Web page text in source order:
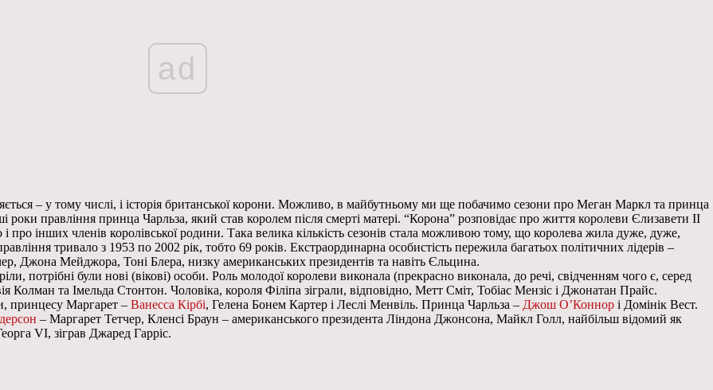
ad
– у тому числі, і історія британської корони. Можливо, в майбутньому ми ще побачимо сезони про Меган Маркл та принца
роки правління принца Чарльза, який став королем після смерті матері. “Корона” розповідає про життя королеви Єлизавети II
про інших членів королівської родини. Така велика кількість сезонів стала можливою тому, що королева жила дуже, дуже,
тривало з 1953 по 2002 рік, тобто 69 років. Екстраординарна особистість пережила багатьох політичних лідерів –
Джона Мейджора, Тоні Блера, низку американських президентів та навіть Єльцина.
потрібні були нові (вікові) особи. Роль молодої королеви виконала (прекрасно виконала, до речі, свідченням чого є, серед
та Імельда Стонтон. Чоловіка, короля Філіпа зіграли, відповідно, Метт Сміт, Тобіас Мензіс і Джонатан Прайс.
принцесу Маргарет – Ванесса Кірбі, Гелена Бонем Картер і Леслі Менвіль. Принца Чарльза – Джош О’Коннор і Домінік Вест.
– Маргарет Тетчер, Кленсі Браун – американського президента Ліндона Джонсона, Майкл Голл, найбільш відомий як
VI, зіграв Джаред Гарріс.